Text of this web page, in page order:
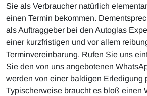
Sie als Verbraucher natürlich
einen Termin bekommen.
als Auftraggeber bei den Autoglas
einer kurzfristigen und vor allem
Terminvereinbarung. Rufen Sie uns
Sie den von uns angebotenen
werden von einer baldigen Erledigung
Typischerweise braucht es bloß einen